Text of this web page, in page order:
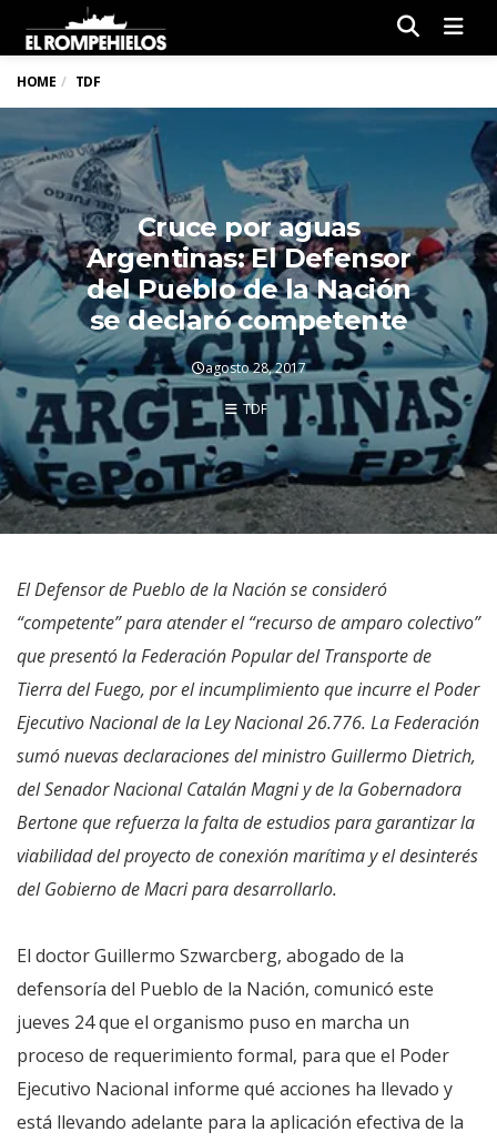
HOME TDF
Cruce por aguas
Argentinas: El Defensor
del Pueblo de la Nación
se declaró competente
agosto 28, 2017
TDF
El Defensor de Pueblo de la Nación se consideró
“competente” para atender el “recurso de amparo colectivo”
que presentó la Federación Popular del Transporte de
Tierra del Fuego, por el incumplimiento que incurre el Poder
Ejecutivo Nacional de la Ley Nacional 26.776. La Federación
sumó nuevas declaraciones del ministro Guillermo Dietrich,
del Senador Nacional Catalán Magni y de la Gobernadora
Bertone que refuerza la falta de estudios para garantizar la
viabilidad del proyecto de conexión marítima y el desinterés
del Gobierno de Macri para desarrollarlo.
El doctor Guillermo Szwarcberg, abogado de la
defensoría del Pueblo de la Nación, comunicó este
jueves 24 que el organismo puso en marcha un
proceso de requerimiento formal, para que el Poder
Ejecutivo Nacional informe qué acciones ha llevado y
está llevando adelante para la aplicación efectiva de la